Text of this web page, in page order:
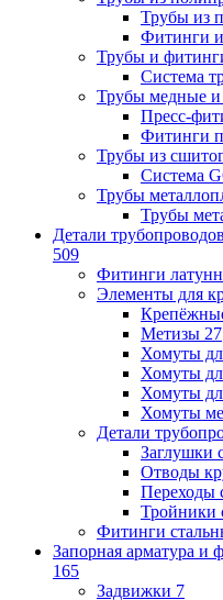
Трубы из
Фитинги
Трубы и
Система
Трубы медные
Пресс-
Фитинги
Трубы из
Система
Трубы
Трубы
Детали
509
Фитинги
Элементы для
Метизы 27
Хомуты
Хомуты
Хомуты
Хомуты
Детали
Заглушки
Отводы
Переходы
Тройники
Фитинги
Запорная арматура и
165
Задвижки 7